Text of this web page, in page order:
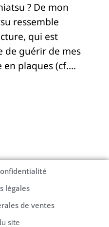
? De mon
ressemble
qui est
de guérir de mes
en plaques (cf.…
légales
de ventes
site